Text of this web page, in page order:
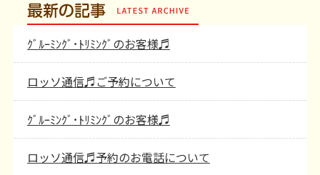
最新の記事
ｸﾞﾙｰﾐﾝｸﾞ･ﾄﾘﾐﾝｸﾞのお客様♬
ロッソ通信♬ご予約について
ｸﾞﾙｰﾐﾝｸﾞ･ﾄﾘﾐﾝｸﾞのお客様♬
ロッソ通信♬予約のお電話について